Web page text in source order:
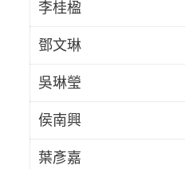
李桂楹
鄧文琳
吳琳瑩
侯南興
葉彥嘉